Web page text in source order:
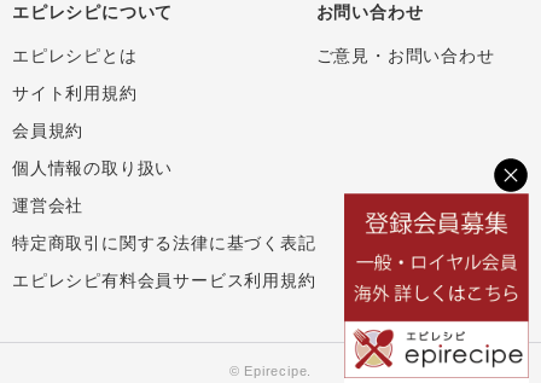
エピレシピについて
エピレシピとは
サイト利用規約
会員規約
個人情報の取り扱い
運営会社
特定商取引に関する法律に基づく表記
エピレシピ有料会員サービス利用規約
お問い合わせ
ご意見・お問い合わせ
© Epirecipe.